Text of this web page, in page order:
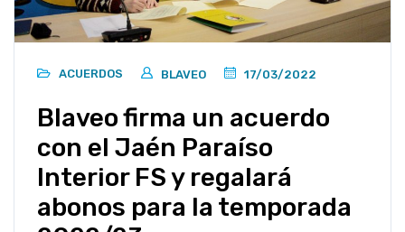
ACUERDOS BLAVEO 17/03/2022
Blaveo firma un acuerdo
con el Jaén Paraíso
Interior FS y regalará
abonos para la temporada